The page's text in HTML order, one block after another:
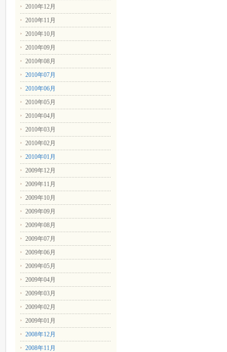
2010年12月
2010年11月
2010年10月
2010年09月
2010年08月
2010年07月
2010年06月
2010年05月
2010年04月
2010年03月
2010年02月
2010年01月
2009年12月
2009年11月
2009年10月
2009年09月
2009年08月
2009年07月
2009年06月
2009年05月
2009年04月
2009年03月
2009年02月
2009年01月
2008年12月
2008年11月